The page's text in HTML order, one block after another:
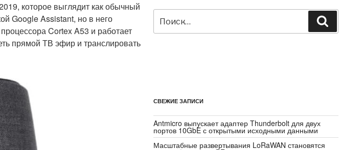
которое выглядит как обычный
Google Assistant, но в него
Cortex A53 и работает
прямой ТВ эфир и транслировать
Искать:
СВЕЖИЕ ЗАПИСИ
Antmicro выпускает адаптер Thunderbolt для двух
портов 10GbE с открытыми исходными данными
Масштабные развертывания LoRaWAN становятся